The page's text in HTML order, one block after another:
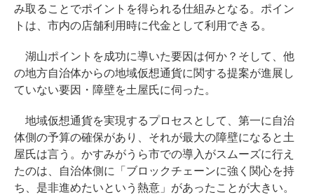
み取ることでポイントを得られる仕組みとなる。ポイン
トは、市内の店舗利用時に代金として利用できる。
湖山ポイントを成功に導いた要因は何か？そして、他
の地方自治体からの地域仮想通貨に関する提案が進展し
ていない要因・障壁を土屋氏に伺った。
地域仮想通貨を実現するプロセスとして、第一に自治
体側の予算の確保があり、それが最大の障壁になると土
屋氏は言う。かすみがうら市での導入がスムーズに行え
たのは、自治体側に「ブロックチェーンに強く関心を持
ち、是非進めたいという熱意」があったことが大きい。